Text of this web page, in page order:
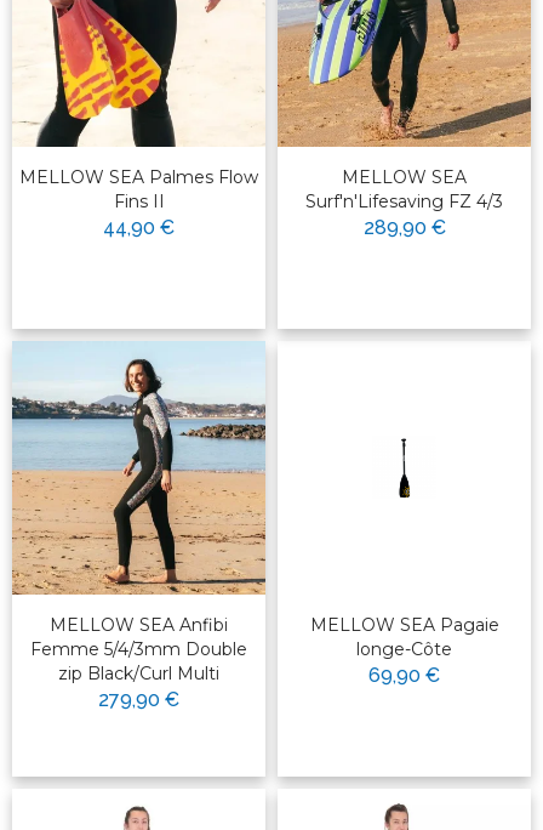
MELLOW SEA Palmes Flow
Fins II
44,90 €
MELLOW SEA
Surf'n'Lifesaving FZ 4/3
289,90 €
MELLOW SEA Anfibi
Femme 5/4/3mm Double
zip Black/Curl Multi
279,90 €
MELLOW SEA Pagaie
longe-Côte
69,90 €